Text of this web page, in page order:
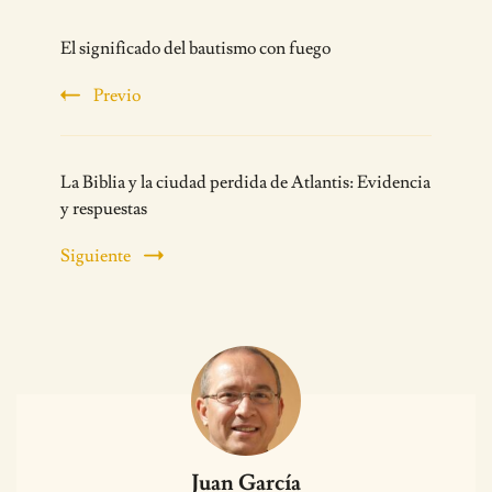
Navigation
El significado del bautismo con fuego
Previo
La Biblia y la ciudad perdida de Atlantis: Evidencia
y respuestas
Siguiente
Juan García